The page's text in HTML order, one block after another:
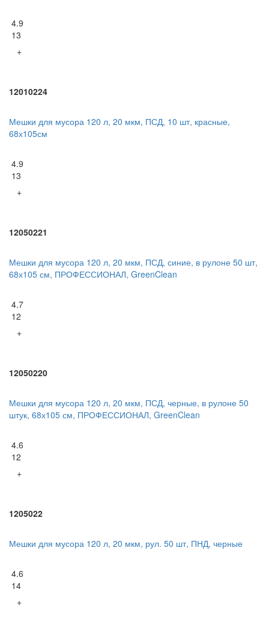
4.9
13
+
12010224
Мешки для мусора 120 л, 20 мкм, ПСД, 10 шт, красные,
68х105см
4.9
13
+
12050221
Мешки для мусора 120 л, 20 мкм, ПСД, синие, в рулоне 50 шт,
68х105 см, ПРОФЕССИОНАЛ, GreenClean
4.7
12
+
12050220
Мешки для мусора 120 л, 20 мкм, ПСД, черные, в рулоне 50
штук, 68х105 см, ПРОФЕССИОНАЛ, GreenClean
4.6
12
+
1205022
Мешки для мусора 120 л, 20 мкм, рул. 50 шт, ПНД, черные
4.6
14
+